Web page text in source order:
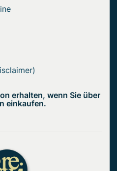
erhalten, wenn Sie über
einkaufen.